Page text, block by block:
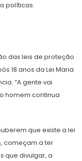
políticas.
das leis de proteção
18 anos da Lei Maria
“A gente vai
homem continua
que existe a lei
começam a ter
que divulgar, a